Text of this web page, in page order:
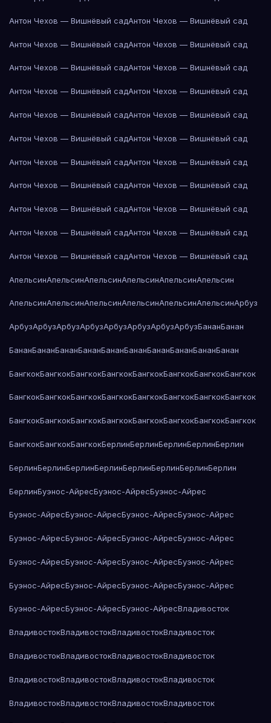
Антон Чехов — Вишнёвый садАнтон Чехов — Вишнёвый сад
Антон Чехов — Вишнёвый садАнтон Чехов — Вишнёвый сад
Антон Чехов — Вишнёвый садАнтон Чехов — Вишнёвый сад
Антон Чехов — Вишнёвый садАнтон Чехов — Вишнёвый сад
Антон Чехов — Вишнёвый садАнтон Чехов — Вишнёвый сад
Антон Чехов — Вишнёвый садАнтон Чехов — Вишнёвый сад
Антон Чехов — Вишнёвый садАнтон Чехов — Вишнёвый сад
Антон Чехов — Вишнёвый садАнтон Чехов — Вишнёвый сад
Антон Чехов — Вишнёвый садАнтон Чехов — Вишнёвый сад
Антон Чехов — Вишнёвый садАнтон Чехов — Вишнёвый сад
Антон Чехов — Вишнёвый садАнтон Чехов — Вишнёвый сад
АпельсинАпельсинАпельсинАпельсинАпельсинАпельсин
АпельсинАпельсинАпельсинАпельсинАпельсинАпельсинАрбуз
АрбузАрбузАрбузАрбузАрбузАрбузАрбузАрбузБананБанан
БананБананБананБананБананБананБананБананБананБанан
БангкокБангкокБангкокБангкокБангкокБангкокБангкокБангкок
БангкокБангкокБангкокБангкокБангкокБангкокБангкокБангкок
БангкокБангкокБангкокБангкокБангкокБангкокБангкокБангкок
БангкокБангкокБангкокБерлинБерлинБерлинБерлинБерлин
БерлинБерлинБерлинБерлинБерлинБерлинБерлинБерлин
БерлинБуэнос-АйресБуэнос-АйресБуэнос-Айрес
Буэнос-АйресБуэнос-АйресБуэнос-АйресБуэнос-Айрес
Буэнос-АйресБуэнос-АйресБуэнос-АйресБуэнос-Айрес
Буэнос-АйресБуэнос-АйресБуэнос-АйресБуэнос-Айрес
Буэнос-АйресБуэнос-АйресБуэнос-АйресБуэнос-Айрес
Буэнос-АйресБуэнос-АйресБуэнос-АйресВладивосток
ВладивостокВладивостокВладивостокВладивосток
ВладивостокВладивостокВладивостокВладивосток
ВладивостокВладивостокВладивостокВладивосток
ВладивостокВладивостокВладивостокВладивосток